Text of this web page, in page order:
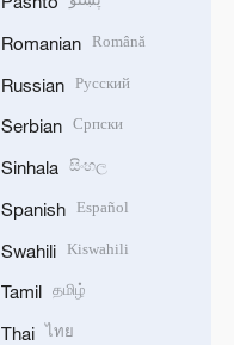
Romanian Română
Russian Русский
Serbian Српски
Sinhala සිංහල
Spanish Español
Swahili Kiswahili
Tamil தமிழ்
Thai ไทย